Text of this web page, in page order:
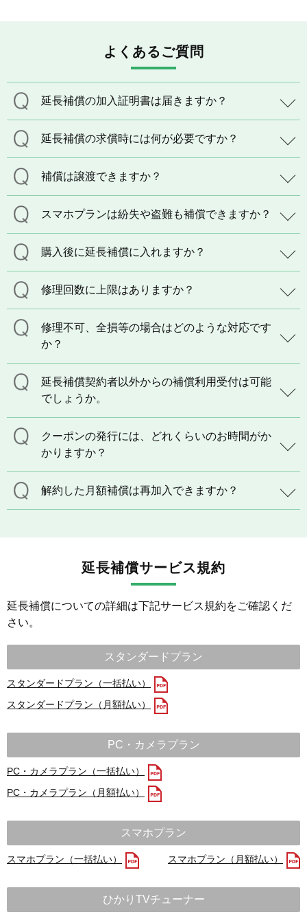
よくあるご質問
延長補償の加入証明書は届きますか？
延長補償の求償時には何が必要ですか？
補償は譲渡できますか？
スマホプランは紛失や盗難も補償できますか？
購入後に延長補償に入れますか？
修理回数に上限はありますか？
修理不可、全損等の場合はどのような対応です
か？
延長補償契約者以外からの補償利用受付は可能
でしょうか。
クーポンの発行には、どれくらいのお時間がか
かりますか？
解約した月額補償は再加入できますか？
延長補償サービス規約
延長補償についての詳細は下記サービス規約をご確認くだ
さい。
スタンダードプラン
スタンダードプラン（一括払い）
スタンダードプラン（月額払い）
PC・カメラプラン
PC・カメラプラン（一括払い）
PC・カメラプラン（月額払い）
スマホプラン
スマホプラン（一括払い） スマホプラン（月額払い）
ひかりTVチューナー